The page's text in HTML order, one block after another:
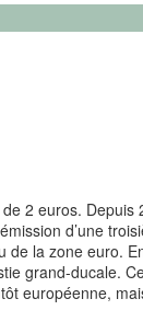
2 euros. Depuis
d’une
de la zone euro.
grand-ducale.
européenne,